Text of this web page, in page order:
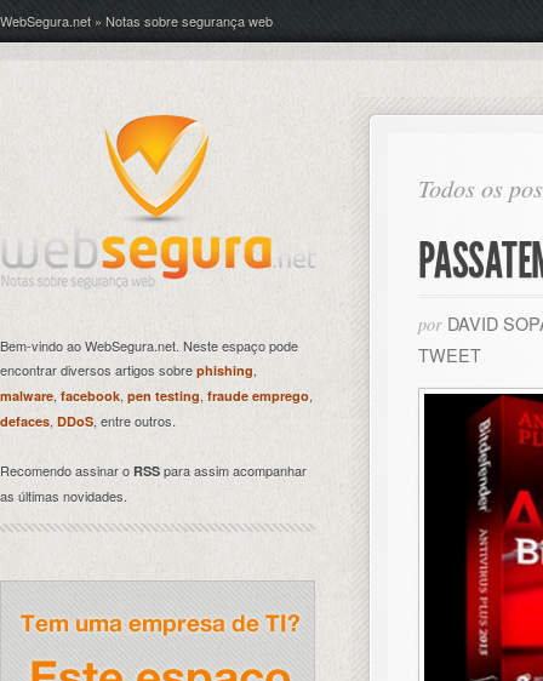
WebSegura.net » Notas sobre segurança web
Todos os
por DAVID
TWEET
Bem-vindo ao WebSegura.net. Neste espaço pode
encontrar diversos artigos sobre phishing,
malware, facebook, pen testing fraude emprego,
defaces, DDoS, entre outros.
Recomendo assinar o RSS para assim acompanhar
as últimas novidades.